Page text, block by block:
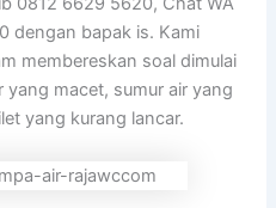
dengan bapak is. Kami
membereskan soal dimulai
macet, sumur air yang
yang kurang lancar.